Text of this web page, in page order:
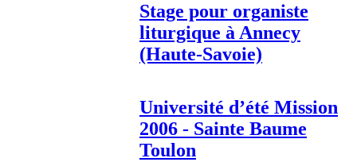
Stage pour organiste
liturgique à Annecy
(Haute-Savoie)
Université d’été Mission
2006 - Sainte Baume
Toulon